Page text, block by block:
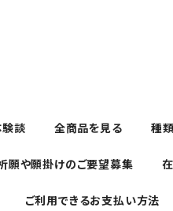
談 全商品を見る 種類
願や願掛けのご要望募集
ご利用できるお支払い方法